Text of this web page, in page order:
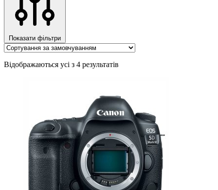
Показати фільтри
Відображаються усі з 4 результатів